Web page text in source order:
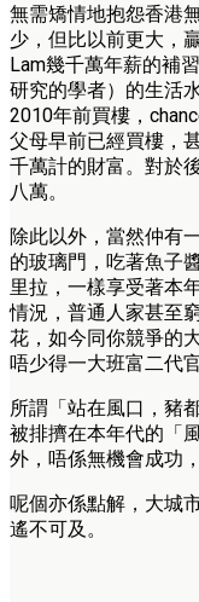
無需矯情地抱怨香港
少，但比以前更大，
Lam幾千萬年薪的補
研究的學者）的生活
2010年前買樓，
父母早前已經買樓，
千萬計的財富。對於
八萬。
除此以外，當然仲有
的玻璃門，吃著魚子
里拉，一樣享受著本
情況，普通人家甚至
花，如今同你競爭的
唔少得一大班富二代官
所謂「站在風口，豬
被排擠在本年代的「
外，唔係無機會成功
呢個亦係點解，大城
遙不可及。